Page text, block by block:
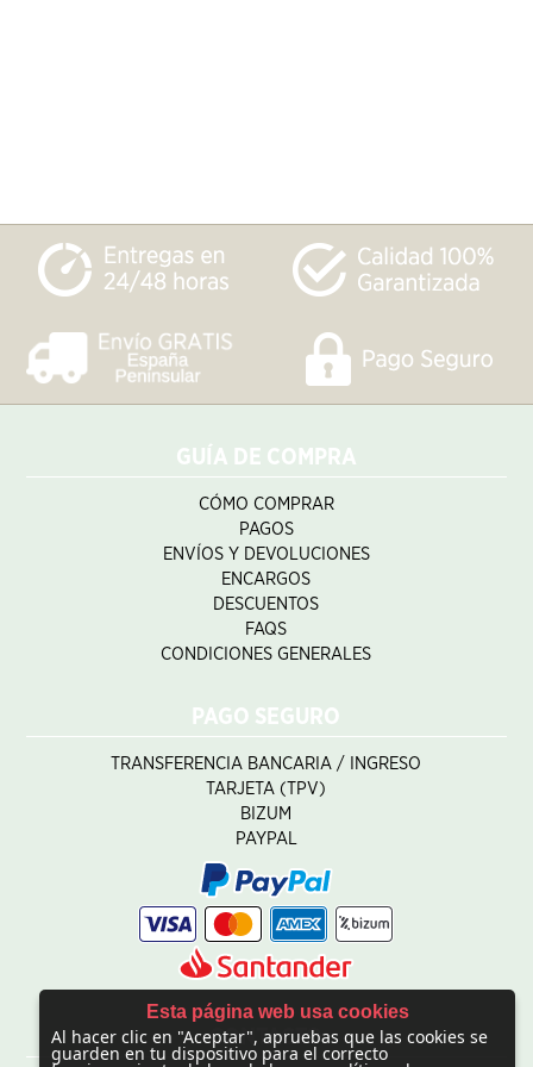
GUÍA DE COMPRA
CÓMO COMPRAR
PAGOS
ENVÍOS Y DEVOLUCIONES
ENCARGOS
DESCUENTOS
FAQS
CONDICIONES GENERALES
PAGO SEGURO
TRANSFERENCIA BANCARIA / INGRESO
TARJETA (TPV)
BIZUM
PAYPAL
CONTACTO
Esta página web usa cookies
Al hacer clic en "Aceptar", apruebas que las cookies se
guarden en tu dispositivo para el correcto